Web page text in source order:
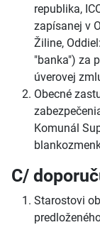
republika,
zapísanej v
Žiline,
"banka") za
úverovej
Obecné
Komunál
C/
Starostovi